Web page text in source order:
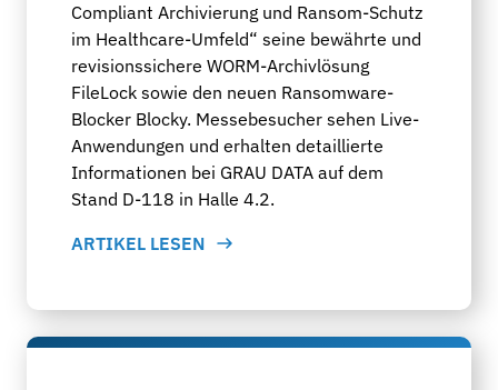
Compliant Archivierung und Ransom-Schutz
im Healthcare-Umfeld“ seine bewährte und
revisionssichere WORM-Archivlösung
FileLock sowie den neuen Ransomware-
Blocker Blocky. Messebesucher sehen Live-
Anwendungen und erhalten detaillierte
Informationen bei GRAU DATA auf dem
Stand D-118 in Halle 4.2.
ARTIKEL LESEN